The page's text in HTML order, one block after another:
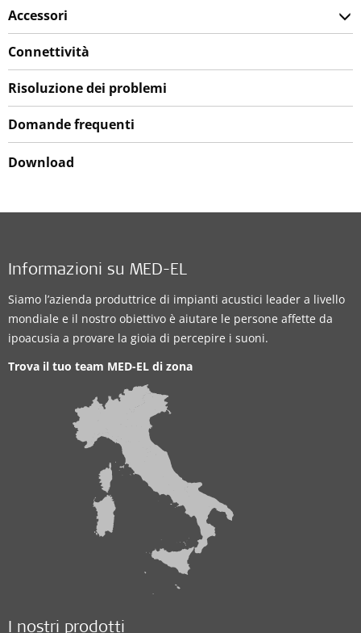
Accessori
Connettività
Risoluzione dei problemi
Domande frequenti
Download
Informazioni su MED-EL
Siamo l’azienda produttrice di impianti acustici leader a livello
mondiale e il nostro obiettivo è aiutare le persone affette da
ipoacusia a provare la gioia di percepire i suoni.
Trova il tuo team MED-EL di zona
I nostri prodotti